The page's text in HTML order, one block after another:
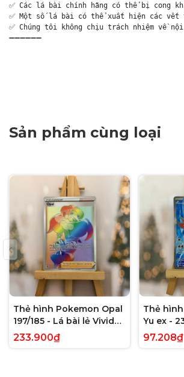
✅ Các lá bài chính hãng có thể bị cong
✅ Một số lá bài có thể xuất hiện các vết
✅ Chúng tôi không chịu trách nhiệm về
➖➖➖➖➖➖
Sản phẩm cùng loại
Thẻ hình Pokemon Opal
197/185 - Lá bài lẻ Vivid
Voltage Hyper Rare tiếng
Anh chính hãng
233.900₫
Thẻ
Yu ex -
Paldea
Secret
97.208₫